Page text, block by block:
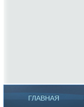
ГЛАВНАЯ